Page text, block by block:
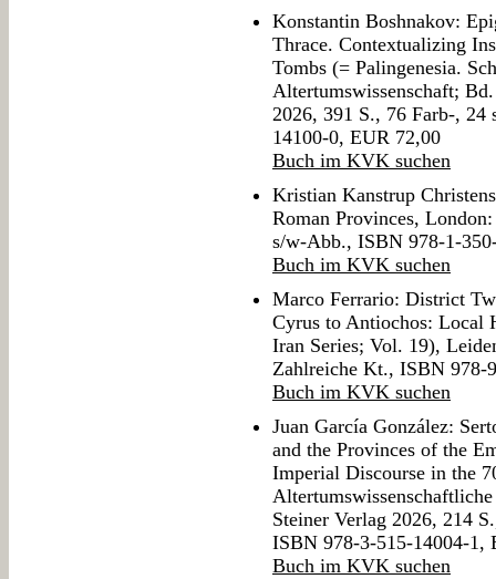
Konstantin Boshnakov:
Thrace. Contextualizing
Tombs (= Palingenesia.
Altertumswissenschaft;
2026, 391 S., 76 Farb-,
14100-0, EUR 72,00
Buch im KVK suchen
Kristian Kanstrup
Roman Provinces,
s/w-Abb., ISBN 978-1-
Buch im KVK suchen
Marco Ferrario: District
Cyrus to Antiochos: Local
Iran Series; Vol. 19),
Zahlreiche Kt., ISBN 978-
Buch im KVK suchen
Juan García González:
and the Provinces of the
Imperial Discourse in the
Steiner Verlag 2026, 214
ISBN 978-3-515-14004-1,
Buch im KVK suchen